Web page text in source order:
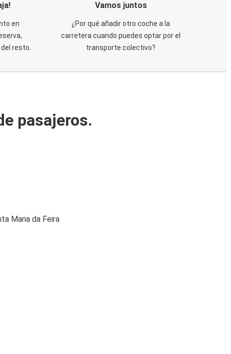
en
resto.
Vamos juntos
¿Por qué añadir otro coche a la
carretera cuando puedes optar por el
transporte colectivo?
pasajeros.
Maria da Feira